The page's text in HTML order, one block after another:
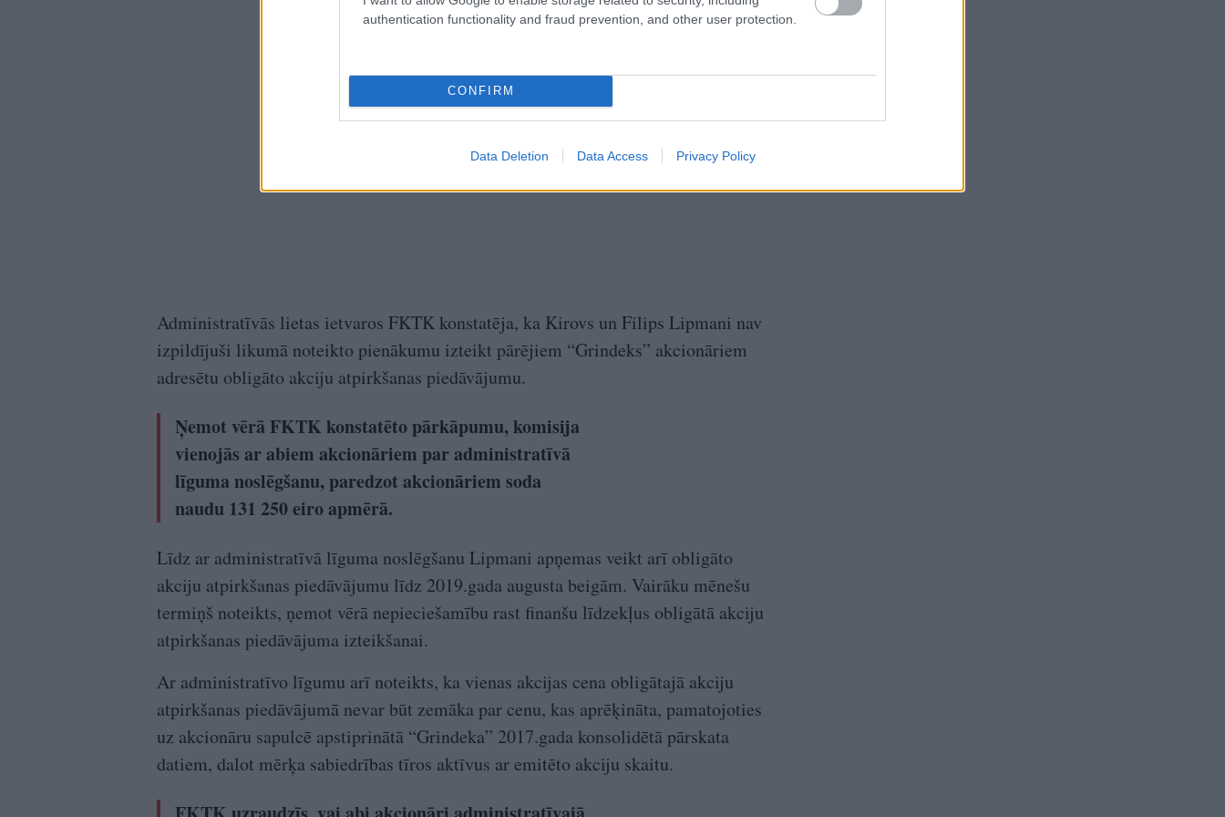
authentication functionality and fraud prevention, and other user protection.
CONFIRM
Data Deletion Data Access Privacy Policy
Administratīvās lietas ietvaros FKTK konstatēja, ka Kirovs un Filips Lipmani nav
izpildījuši likumā noteikto pienākumu izteikt pārējiem “Grindeks” akcionāriem
adresētu obligāto akciju atpirkšanas piedāvājumu.
Ņemot vērā FKTK konstatēto pārkāpumu, komisija
vienojās ar abiem akcionāriem par administratīvā
līguma noslēgšanu, paredzot akcionāriem soda
naudu 131 250 eiro apmērā.
Līdz ar administratīvā līguma noslēgšanu Lipmani apņemas veikt arī obligāto
akciju atpirkšanas piedāvājumu līdz 2019.gada augusta beigām. Vairāku mēnešu
termiņš noteikts, ņemot vērā nepieciešamību rast finanšu līdzekļus obligātā akciju
atpirkšanas piedāvājuma izteikšanai.
Ar administratīvo līgumu arī noteikts, ka vienas akcijas cena obligātajā akciju
atpirkšanas piedāvājumā nevar būt zemāka par cenu, kas aprēķināta, pamatojoties
uz akcionāru sapulcē apstiprinātā “Grindeka” 2017.gada konsolidētā pārskata
datiem, dalot mērķa sabiedrības tīros aktīvus ar emitēto akciju skaitu.